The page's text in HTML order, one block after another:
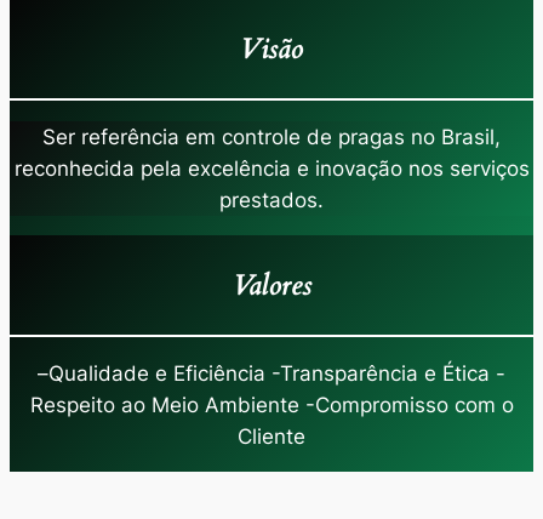
Visão
Ser referência em controle de pragas no Brasil,
reconhecida pela excelência e inovação nos serviços
prestados.
Valores
–Qualidade e Eficiência -Transparência e Ética -
Respeito ao Meio Ambiente -Compromisso com o
Cliente